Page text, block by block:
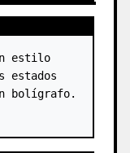
estilo
estados
bolígrafo.